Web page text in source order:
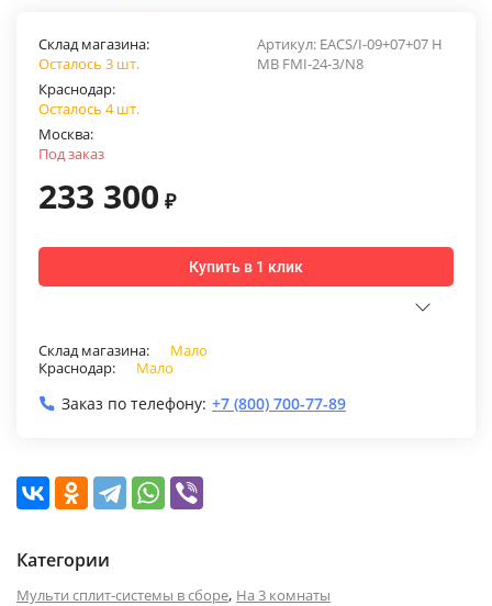
Артикул: EACS/I-09+07+07 Н
MB FMI-24-3/N8
Склад магазина:
Осталось 3 шт.
Краснодар:
Осталось 4 шт.
Москва:
Под заказ
233 300 ₽
Купить в 1 клик
Склад магазина:
Мало
Краснодар:
Мало
Заказ по телефону: +7 (800) 700-77-89
Категории
Мульти сплит-системы в сборе, На 3 комнаты